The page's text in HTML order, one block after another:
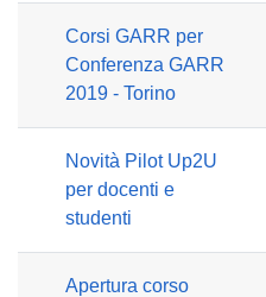
Corsi GARR per
Conferenza GARR
2019 - Torino
Novità Pilot Up2U
per docenti e
studenti
Apertura corso